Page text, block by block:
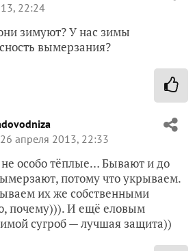
22:24
зимуют? У нас зимы
вымерзания?
26 апреля 2013, 22:33
особо тёплые… Бывают и до
потому что укрываем.
их же собственными
почему))). И ещё еловым
сугроб — лучшая защита))